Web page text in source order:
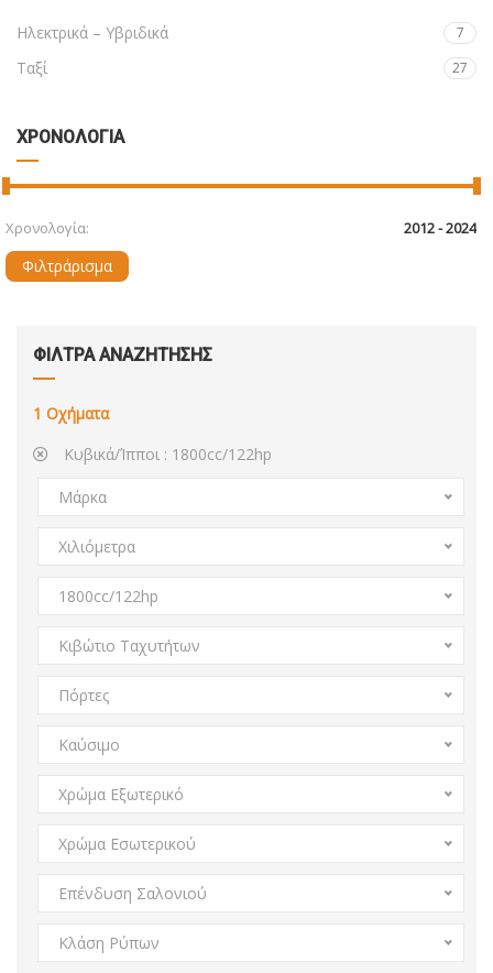
Ηλεκτρικά – Υβριδικά 7
Ταξί 27
ΧΡΟΝΟΛΟΓΙΑ
Χρονολογία:
Φιλτράρισμα
ΦΙΛΤΡΑ ΑΝΑΖΗΤΗΣΗΣ
1 Οχήματα
Κυβικά/Ίπποι : 1800cc/122hp
Μάρκα
Χιλιόμετρα
1800cc/122hp
Κιβώτιο Ταχυτήτων
Πόρτες
Καύσιμο
Χρώμα Εξωτερικό
Χρώμα Εσωτερικού
Επένδυση Σαλονιού
Κλάση Ρύπων